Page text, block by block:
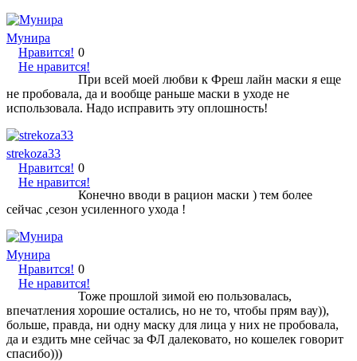
Мунира
Нравится!
Не нравится!
0
При всей моей любви к Фреш лайн маски я еще
не пробовала, да и вообще раньше маски в уходе не
использовала. Надо исправить эту оплошность!
strekoza33
Нравится!
Не нравится!
0
Конечно вводи в рацион маски ) тем более
сейчас ,сезон усиленного ухода !
Мунира
Нравится!
Не нравится!
0
Тоже прошлой зимой ею пользовалась,
впечатления хорошие остались, но не то, чтобы прям вау)),
больше, правда, ни одну маску для лица у них не пробовала,
да и ездить мне сейчас за ФЛ далековато, но кошелек говорит
спасибо)))